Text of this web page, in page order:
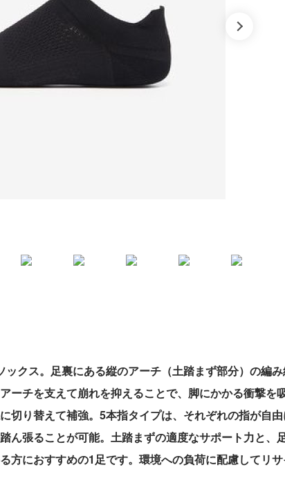
クス。足裏にある縦のアーチ（土踏まず部分）の編
ーチを支えて崩れを抑えることで、脚にかかる衝撃を
切り替えて補強。5本指タイプは、それぞれの指が自
ん張ることが可能。土踏まずの適度なサポート力と、
方におすすめの1足です。環境への負荷に配慮してリサ